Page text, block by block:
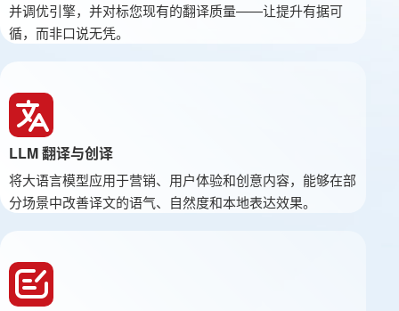
并调优引擎，并对标您现有的翻译质量——让提升有据可
循，而非口说无凭。
LLM 翻译与创译
将大语言模型应用于营销、用户体验和创意内容，能够在部
分场景中改善译文的语气、自然度和本地表达效果。